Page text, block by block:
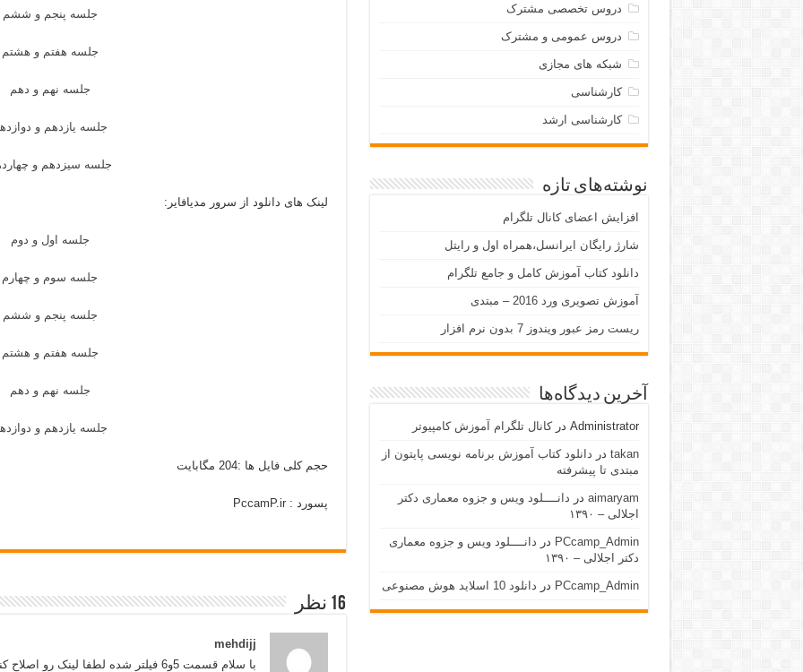
جلسه پنجم و ششم
جلسه هفتم و هشتم
جلسه نهم و دهم
جلسه یازدهم و
جلسه سیزدهم و
لینک های دانلود از سرور مدیافایر:
جلسه اول و دوم
جلسه سوم و چهارم
جلسه پنجم و ششم
جلسه هفتم و هشتم
جلسه نهم و دهم
جلسه یازدهم و
حجم کلی فایل ها :204 مگابایت
پسورد : PccamP.ir
16 نظر
mehdijj
با سلام قسمت 5و6 فیلتر شده لطفا لینک رو اصلاح کنید با تشکر.من منتظر هستم
دروس تخصصی مشترک
دروس عمومی و مشترک
شبکه های مجازی
کارشناسی
کارشناسی ارشد
نوشته‌های تازه
افزایش اعضای کانال تلگرام
شارژ رایگان ایرانسل،همراه اول و رایتل
دانلود کتاب آموزش کامل و جامع تلگرام
آموزش تصویری ورد 2016 – مبتدی
ریست رمز عبور ویندوز 7 بدون نرم افزار
آخرین دیدگاه‌ها
Administrator درکانال تلگرام آموزش کامپیوتر
takan در دانلود کتاب آموزش برنامه نویسی پایتون از
مبتدی تا پیشرفته
aimaryam در دانــــلود ویس و جزوه معماری دکتر
اجلالی – ۱۳۹۰
PCcamp_Admin در دانــــلود ویس و جزوه معماری
دکتر اجلالی – ۱۳۹۰
PCcamp_Admin در دانلود 10 اسلاید هوش مصنوعی